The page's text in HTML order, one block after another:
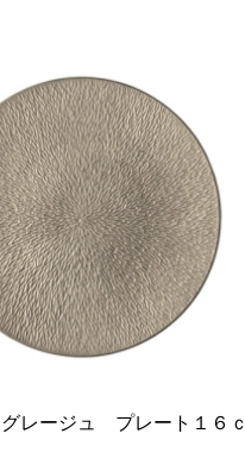
レージュ プレート１６ｃ